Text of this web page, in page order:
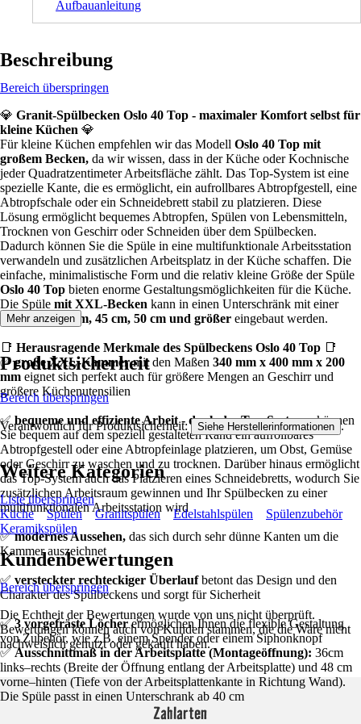
Aufbauanleitung
Beschreibung
Bereich überspringen
💎 Granit-Spülbecken Oslo 40 Top - maximaler Komfort selbst für
kleine Küchen 💎
Für kleine Küchen empfehlen wir das Modell Oslo 40 Top mit
großem Becken, da wir wissen, dass in der Küche oder Kochnische
jeder Quadratzentimeter Arbeitsfläche zählt. Das Top-System ist eine
spezielle Kante, die es ermöglicht, ein aufrollbares Abtropfgestell, eine
Abtropfschale oder ein Schneidebrett stabil zu platzieren. Diese
Lösung ermöglicht bequemes Abtropfen, Spülen von Lebensmitteln,
Trocknen von Geschirr oder Schneiden über dem Spülbecken.
Dadurch können Sie die Spüle in eine multifunktionale Arbeitsstation
verwandeln und zusätzlichen Arbeitsplatz in der Küche schaffen. Die
einfache, minimalistische Form und die relativ kleine Größe der Spüle
Oslo 40 Top bieten enorme Gestaltungsmöglichkeiten für die Küche.
Die Spüle mit XXL-Becken kann in einen Unterschränk mit einer
Breite von40 cm, 45 cm, 50 cm und größer eingebaut werden.
📑 Herausragende Merkmale des Spülbeckens Oslo 40 Top 📑
✅große XXL-Kammermit den Maßen 340 mm x 400 mm x 200
mm eignet sich perfekt auch für größere Mengen an Geschirr und
größere Küchenutensilien
✅ bequeme und effiziente Arbeit - dank des Top-Systems,können
Sie bequem auf dem speziell gestalteten Rand ein aufrollbares
Abtropfgestell oder eine Abtropfeinlage platzieren, um Obst, Gemüse
oder Geschirr zu waschen und zu trocknen. Darüber hinaus ermöglicht
das Top-System auch das Platzieren eines Schneidebretts, wodurch Sie
zusätzlichen Arbeitsraum gewinnen und Ihr Spülbecken zu einer
multifunktionalen Arbeitsstation wird
✅modernes Aussehen, das sich durch sehr dünne Kanten um die
Kammer auszeichnet
✅ versteckter rechteckiger Überlaufbetont das Design und den
Charakter des Spülbeckens und sorgt für Sicherheit
✅3 vorgefräste Löcherermöglichen Ihnen die flexible Gestaltung
von Zubehör, wie z.B. einem Spender oder einem Siphonknopf
✅Ausschnittmaß in der Arbeitsplatte (Montageöffnung): 36cm
links–rechts (Breite der Öffnung entlang der Arbeitsplatte) und 48 cm
vorne–hinten (Tiefe von der Arbeitsplattenkante in Richtung Wand).
Die Spüle passt in einen Unterschrank ab 40 cm
Mehr anzeigen
Produktsicherheit
Bereich überspringen
Verantwortlich für Produktsicherheit: Siehe Herstellerinformationen .
Weitere Kategorien
Liste überspringen
Küche
Spülen Granitspülen Edelstahlspülen
Spülenzubehör
Keramikspülen
Kundenbewertungen
Bereich überspringen
Die Echtheit der Bewertungen wurde von uns nicht überprüft.
Bewertungen können auch von Kunden stammen, die die Ware nicht
nachweislich genutzt oder gekauft haben.
Zahlarten